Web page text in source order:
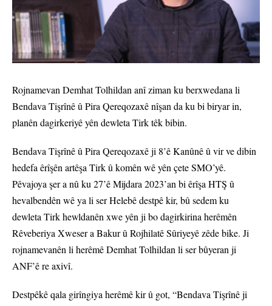
Rojnamevan Demhat Tolhildan anî ziman ku berxwedana li
Bendava Tişrînê û Pira Qereqozaxê nîşan da ku bi biryar in,
planên dagirkeriyê yên dewleta Tirk têk bibin.
Bendava Tişrînê û Pira Qereqozaxê ji 8’ê Kanûnê û vir ve dibin
hedefa êrîşên artêşa Tirk û komên wê yên çete SMO’yê.
Pêvajoya şer a nû ku 27’ê Mijdara 2023’an bi êrîşa HTŞ û
hevalbendên wê ya li ser Helebê destpê kir, bû sedem ku
dewleta Tirk hewldanên xwe yên ji bo dagirkirina herêmên
Rêveberiya Xweser a Bakur û Rojhilatê Sûriyeyê zêde bike. Ji
rojnamevanên li herêmê Demhat Tolhildan li ser bûyeran ji
ANF’ê re axivî.
Destpêkê qala girîngiya herêmê kir û got, “Bendava Tişrînê ji